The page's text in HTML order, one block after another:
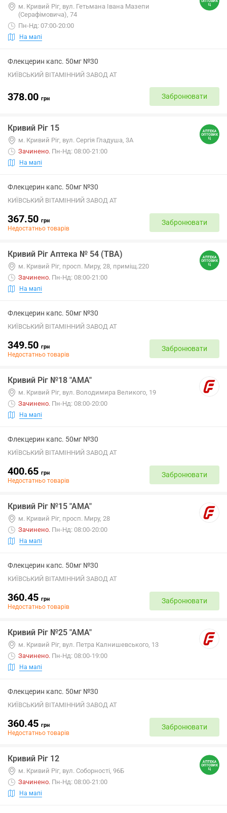
м. Кривий Ріг, вул. Гетьмана Івана Мазепи
(Серафімовича), 74
Пн-Нд: 07:00-20:00
На мапі
Флекцерин капс. 50мг №30
КИЇВСЬКИЙ ВІТАМІННИЙ ЗАВОД АТ
378.00 грн Забронювати
Кривий Ріг 15
м. Кривий Ріг, вул. Сергія Гладуша, 3А
Зачинено. Пн-Нд: 08:00-21:00
На мапі
Флекцерин капс. 50мг №30
КИЇВСЬКИЙ ВІТАМІННИЙ ЗАВОД АТ
367.50 грн
Недостатньо товарів
Забронювати
Кривий Ріг Аптека № 54 (ТВА)
м. Кривий Ріг, просп. Миру, 28, приміщ.220
Зачинено. Пн-Нд: 08:00-21:00
На мапі
Флекцерин капс. 50мг №30
КИЇВСЬКИЙ ВІТАМІННИЙ ЗАВОД АТ
349.50 грн
Недостатньо товарів
Забронювати
Кривий Ріг №18 "АМА"
м. Кривий Ріг, вул. Володимира Великого, 19
Зачинено. Пн-Нд: 08:00-20:00
На мапі
Флекцерин капс. 50мг №30
КИЇВСЬКИЙ ВІТАМІННИЙ ЗАВОД АТ
400.65 грн
Недостатньо товарів
Забронювати
Кривий Ріг №15 "АМА"
м. Кривий Ріг, просп. Миру, 28
Зачинено. Пн-Нд: 08:00-20:00
На мапі
Флекцерин капс. 50мг №30
КИЇВСЬКИЙ ВІТАМІННИЙ ЗАВОД АТ
360.45 грн
Недостатньо товарів
Забронювати
Кривий Ріг №25 "АМА"
м. Кривий Ріг, вул. Петра Калнишевського, 13
Зачинено. Пн-Нд: 08:00-19:00
На мапі
Флекцерин капс. 50мг №30
КИЇВСЬКИЙ ВІТАМІННИЙ ЗАВОД АТ
360.45 грн
Недостатньо товарів
Забронювати
Кривий Ріг 12
м. Кривий Ріг, вул. Соборності, 96Б
Зачинено. Пн-Нд: 08:00-21:00
На мапі